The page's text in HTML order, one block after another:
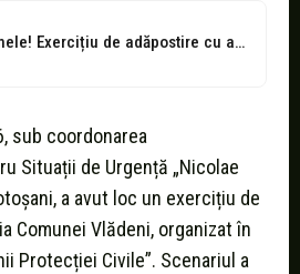
Au pornit alarmele! Exercițiu de adăpostire cu angajații Primăriei Comunei Vlădeni! (Foto)
sub coordonarea
Situații de Urgență „Nicolae
a avut loc un exercițiu de
Comunei Vlădeni, organizat în
Protecției Civile”. Scenariul a